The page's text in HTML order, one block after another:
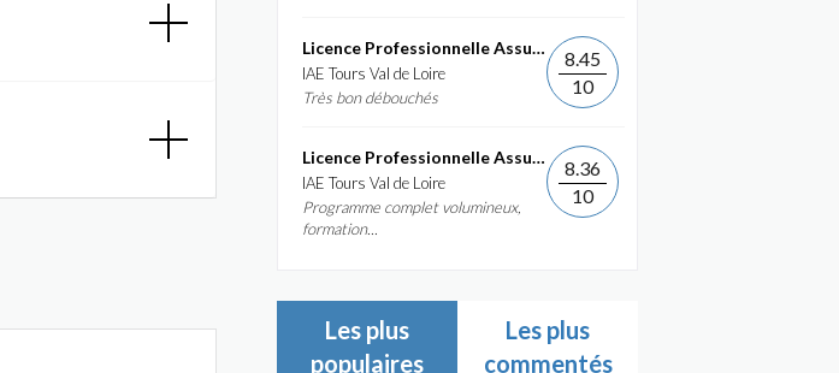
Licence Professionnelle Assurance, banque, finance :...
IAE Tours Val de Loire
Très bon débouchés
8.45
10
Licence Professionnelle Assurance, banque, finance :...
IAE Tours Val de Loire
Programme complet volumineux,
formation...
8.36
10
Les plus
populaires
Les plus
commentés